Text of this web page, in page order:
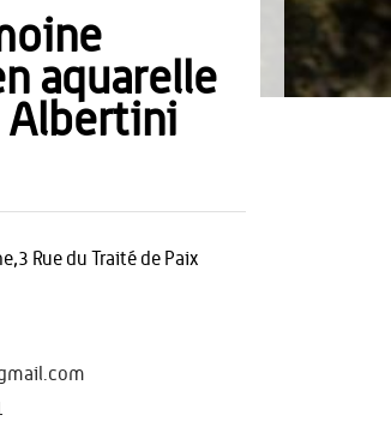
aquarelle
Albertini
Rue du Traité de Paix